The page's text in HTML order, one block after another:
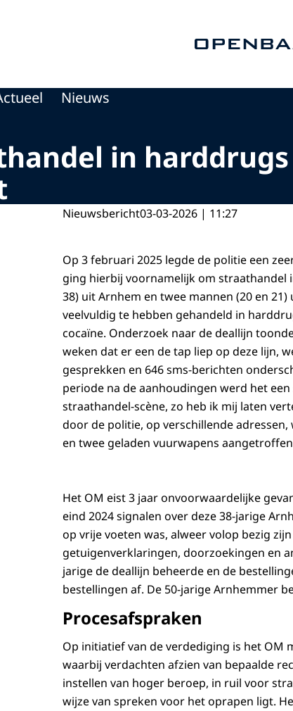
Nieuws
in
Nieuwsbericht03-03-2026 | 11:27
Op 3 februari 2025 legde de politie een
ging hierbij voornamelijk om straathandel
38) uit Arnhem en twee mannen (20 en
veelvuldig te hebben gehandeld in
cocaïne. Onderzoek naar de deallijn
weken dat er een de tap liep op deze lijn,
gesprekken en 646 sms-berichten
periode na de aanhoudingen werd het
straathandel-scène, zo heb ik mij laten
door de politie, op verschillende
en twee geladen vuurwapens
Het OM eist 3 jaar onvoorwaardelijke
eind 2024 signalen over deze 38-jarige
op vrije voeten was, alweer volop bezig
getuigenverklaringen, doorzoekingen en
jarige de deallijn beheerde en de
bestellingen af. De 50-jarige Arnhemmer
Procesafspraken
Op initiatief van de verdediging is het OM
waarbij verdachten afzien van bepaalde
instellen van hoger beroep, in ruil voor
wijze van spreken voor het oprapen ligt.